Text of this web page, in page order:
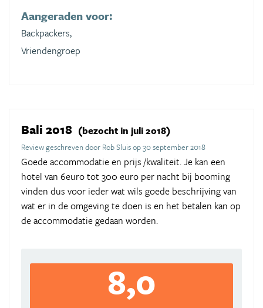
Aangeraden voor:
Backpackers,
Vriendengroep
Bali 2018 (bezocht in juli 2018)
Review geschreven door Rob Sluis op 30 september 2018
Goede accommodatie en prijs /kwaliteit. Je kan een
hotel van 6euro tot 300 euro per nacht bij booming
vinden dus voor ieder wat wils goede beschrijving van
wat er in de omgeving te doen is en het betalen kan op
de accommodatie gedaan worden.
8,0